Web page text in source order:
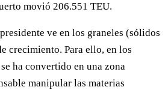
movió 206.551 TEU.
ve en los graneles (sólidos
crecimiento. Para ello, en los
ha convertido en una zona
manipular las materias